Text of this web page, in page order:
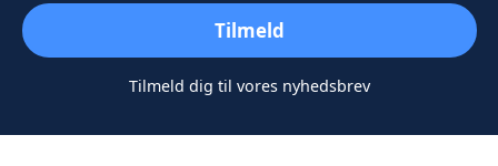
Tilmeld dig til vores nyhedsbrev